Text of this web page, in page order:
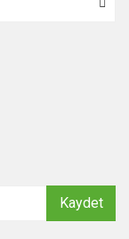
Kaydet